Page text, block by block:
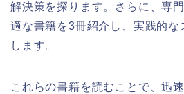
解決策を探ります。さらに、専
適な書籍を3冊紹介し、実践的な
します。
これらの書籍を読むことで、迅